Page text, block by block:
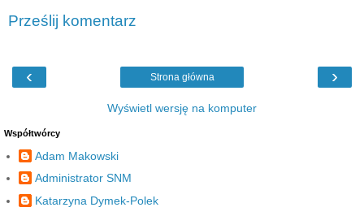
Prześlij komentarz
‹ ›
Strona główna
Wyświetl wersję na komputer
Współtwórcy
Adam Makowski
Administrator SNM
Katarzyna Dymek-Polek